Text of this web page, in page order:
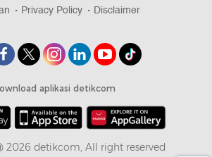
Privacy Policy Disclaimer
aplikasi detikcom
2026 detikcom, All right reserved